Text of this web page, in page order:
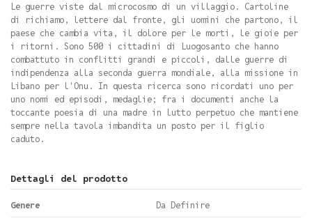
Le guerre viste dal microcosmo di un villaggio. Cartoline
di richiamo, lettere dal fronte, gli uomini che partono, il
paese che cambia vita, il dolore per le morti, le gioie per
i ritorni. Sono 500 i cittadini di Luogosanto che hanno
combattuto in conflitti grandi e piccoli, dalle guerre di
indipendenza alla seconda guerra mondiale, alla missione in
Libano per l'Onu. In questa ricerca sono ricordati uno per
uno nomi ed episodi, medaglie; fra i documenti anche la
toccante poesia di una madre in lutto perpetuo che mantiene
sempre nella tavola imbandita un posto per il figlio
caduto.
Dettagli del prodotto
Genere
Da Definire